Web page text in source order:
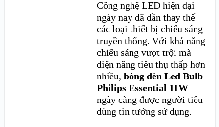
Công nghệ LED hiện đại
ngày nay đã dần thay thế
các loại thiết bị chiếu sáng
truyền thống. Với khả năng
chiếu sáng vượt trội mà
điện năng tiêu thụ thấp hơn
nhiều,bóng đèn Led Bulb
Philips Essential 11W
ngày càng được người tiêu
dùng tin tưởng sử dụng.